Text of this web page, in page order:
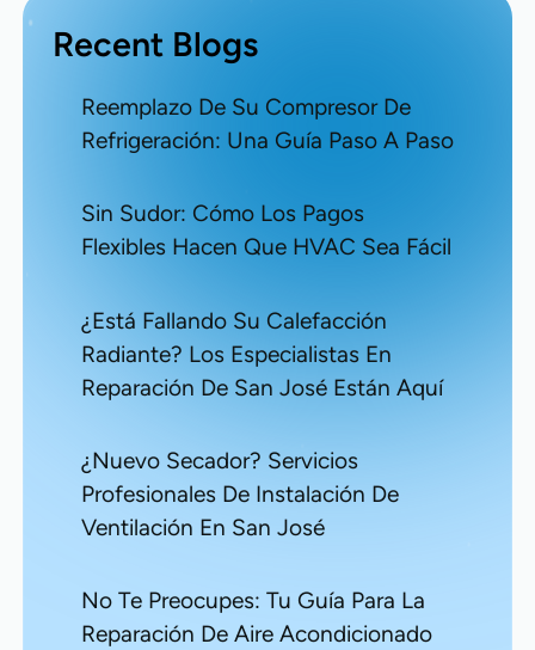
Recent Blogs
Reemplazo De Su Compresor De
Refrigeración: Una Guía Paso A Paso
Sin Sudor: Cómo Los Pagos
Flexibles Hacen Que HVAC Sea Fácil
¿Está Fallando Su Calefacción
Radiante? Los Especialistas En
Reparación De San José Están Aquí
¿Nuevo Secador? Servicios
Profesionales De Instalación De
Ventilación En San José
No Te Preocupes: Tu Guía Para La
Reparación De Aire Acondicionado